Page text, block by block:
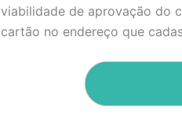
viabilidade de aprovação do
cartão no endereço que